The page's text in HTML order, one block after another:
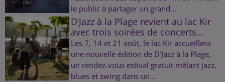
le public à partager un grand...
D’Jazz à la Plage revient au lac Kir
avec trois soirées de concerts...
Les 7, 14 et 21 août, le lac Kir accueillera
une nouvelle édition de D’Jazz à la Plage,
un rendez-vous estival gratuit mêlant jazz,
blues et swing dans un...